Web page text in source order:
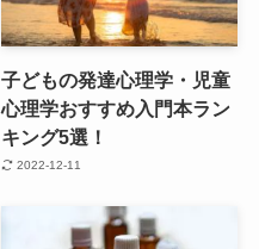
子どもの発達心理学・児童
心理学おすすめ入門本ラン
キング5選！
2022-12-11